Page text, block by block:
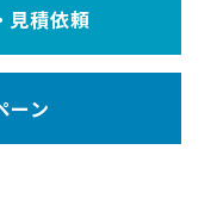
見積依頼
ーン